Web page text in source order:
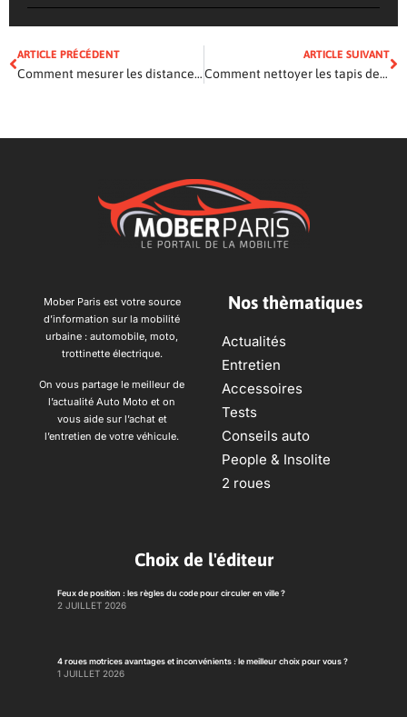
ARTICLE PRÉCÉDENT
Comment mesurer les distances quand on part dans un autre pays
ARTICLE SUIVANT
Comment nettoyer les tapis de voiture ?
Mober Paris est votre source
d’information sur la mobilité
urbaine : automobile, moto,
trottinette électrique.
On vous partage le meilleur de
l’actualité Auto Moto et on
vous aide sur l’achat et
l’entretien de votre véhicule.
Nos thèmatiques
Actualités
Entretien
Accessoires
Tests
Conseils auto
People & Insolite
2 roues
Choix de l'éditeur
Feux de position : les règles du code pour circuler en ville ?
2 JUILLET 2026
4 roues motrices avantages et inconvénients : le meilleur choix pour vous ?
1 JUILLET 2026